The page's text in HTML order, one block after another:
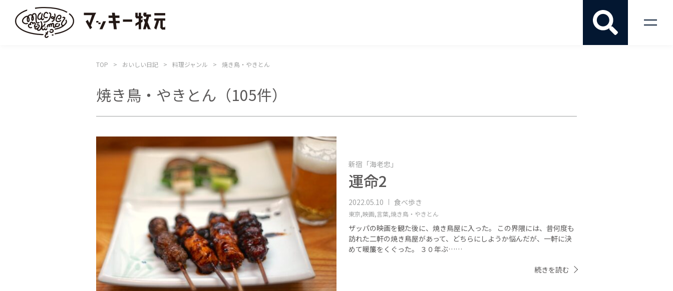
TOP おいしい日記 料理ジャンル 焼き鳥・やきとん
焼き鳥・やきとん （105件）
新宿「海老忠」
運命2
2022.05.10 食べ歩き
東京,映画,言葉,焼き鳥・やきとん
ザッパの映画を観た後に、焼き鳥屋に入った。 この界隈には、昔何度も
訪れた二軒の焼き鳥屋があって、どちらにしようか悩んだが、一軒に決
めて暖簾をくぐった。 ３０年ぶ……
続きを読む